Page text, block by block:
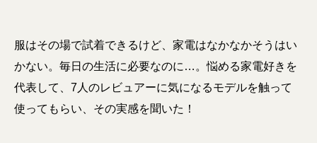
服はその場で試着できるけど、家電はなかなかそうはい
かない。毎日の生活に必要なのに…。悩める家電好きを
代表して、7人のレビュアーに気になるモデルを触って
使ってもらい、その実感を聞いた！